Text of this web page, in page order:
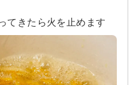
てきたら火を止めます